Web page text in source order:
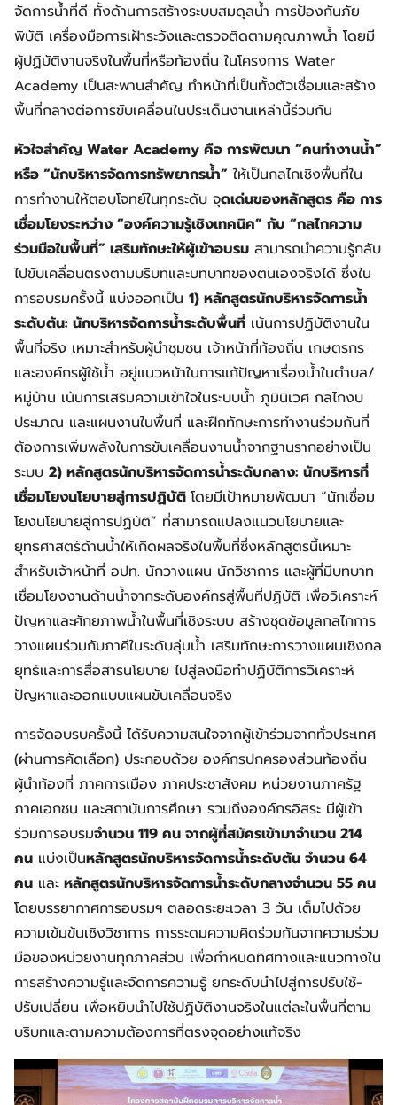
จัดการน้ำที่ดี ทั้งด้านการสร้างระบบสมดุลน้ำ การป้องกันภัย
พิบัติ เครื่องมือการเฝ้าระวังและตรวจติดตามคุณภาพน้ำ โดยมี
ผู้ปฏิบัติงานจริงในพื้นที่หรือท้องถิ่น ในโครงการ Water
Academy เป็นสะพานสำคัญ ทำหน้าที่เป็นทั้งตัวเชื่อมและสร้าง
พื้นที่กลางต่อการขับเคลื่อนในประเด็นงานเหล่านี้ร่วมกัน
หัวใจสำคัญ Water Academy คือ การพัฒนา “คนทำงานน้ำ”
หรือ “นักบริหารจัดการทรัพยากรน้ำ” ให้เป็นกลไกเชิงพื้นที่ใน
การทำงานให้ตอบโจทย์ในทุกระดับ จุดเด่นของหลักสูตร คือ การ
เชื่อมโยงระหว่าง “องค์ความรู้เชิงเทคนิค” กับ “กลไกความ
ร่วมมือในพื้นที่” เสริมทักษะให้ผู้เข้าอบรม สามารถนำความรู้กลับ
ไปขับเคลื่อนตรงตามบริบทและบทบาทของตนเองจริงได้ ซึ่งใน
การอบรมครั้งนี้ แบ่งออกเป็น 1) หลักสูตรนักบริหารจัดการน้ำ
ระดับต้น: นักบริหารจัดการน้ำระดับพื้นที่ เน้นการปฏิบัติงานใน
พื้นที่จริง เหมาะสำหรับผู้นำชุมชน เจ้าหน้าที่ท้องถิ่น เกษตรกร
และองค์กรผู้ใช้น้ำ อยู่แนวหน้าในการแก้ปัญหาเรื่องน้ำในตำบล/
หมู่บ้าน เน้นการเสริมความเข้าใจในระบบน้ำ ภูมินิเวศ กลไกงบ
ประมาณ และแผนงานในพื้นที่ และฝึกทักษะการทำงานร่วมกันที่
ต้องการเพิ่มพลังในการขับเคลื่อนงานน้ำจากฐานรากอย่างเป็น
ระบบ 2) หลักสูตรนักบริหารจัดการน้ำระดับกลาง: นักบริหารที่
เชื่อมโยงนโยบายสู่การปฏิบัติ โดยมีเป้าหมายพัฒนา “นักเชื่อม
โยงนโยบายสู่การปฏิบัติ” ที่สามารถแปลงแนวนโยบายและ
ยุทธศาสตร์ด้านน้ำให้เกิดผลจริงในพื้นที่ซึ่งหลักสูตรนี้เหมาะ
สำหรับเจ้าหน้าที่ อปท. นักวางแผน นักวิชาการ และผู้ที่มีบทบาท
เชื่อมโยงงานด้านน้ำจากระดับองค์กรสู่พื้นที่ปฏิบัติ เพื่อวิเคราะห์
ปัญหาและศักยภาพน้ำในพื้นที่เชิงระบบ สร้างชุดข้อมูลกลไกการ
วางแผนร่วมกับภาคีในระดับลุ่มน้ำ เสริมทักษะการวางแผนเชิงกล
ยุทธ์และการสื่อสารนโยบาย ไปสู่ลงมือทำปฏิบัติการวิเคราะห์
ปัญหาและออกแบบแผนขับเคลื่อนจริง
การจัดอบรบครั้งนี้ ได้รับความสนใจจากผู้เข้าร่วมจากทั่วประเทศ
(ผ่านการคัดเลือก) ประกอบด้วย องค์กรปกครองส่วนท้องถิ่น
ผู้นำท้องที่ ภาคการเมือง ภาคประชาสังคม หน่วยงานภาครัฐ
ภาคเอกชน และสถาบันการศึกษา รวมถึงองค์กรอิสระ มีผู้เข้า
ร่วมการอบรมจำนวน 119 คน จากผู้ที่สมัครเข้ามาจำนวน 214
คน แบ่งเป็นหลักสูตรนักบริหารจัดการน้ำระดับต้น จำนวน 64
คน และ หลักสูตรนักบริหารจัดการน้ำระดับกลางจำนวน 55 คน
โดยบรรยากาศการอบรมฯ ตลอดระยะเวลา 3 วัน เต็มไปด้วย
ความเข้มข้นเชิงวิชาการ การระดมความคิดร่วมกันจากความร่วม
มือของหน่วยงานทุกภาคส่วน เพื่อกำหนดทิศทางและแนวทางใน
การสร้างความรู้และจัดการความรู้ ยกระดับนำไปสู่การปรับใช้-
ปรับเปลี่ยน เพื่อหยิบนำไปใช้ปฏิบัติงานจริงในแต่ละในพื้นที่ตาม
บริบทและตามความต้องการที่ตรงจุดอย่างแท้จริง